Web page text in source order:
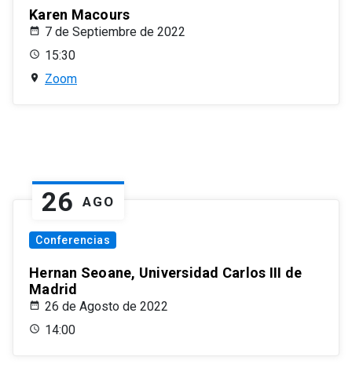
Karen Macours
7 de Septiembre de 2022
15:30
Zoom
26 AGO
Conferencias
Hernan Seoane, Universidad Carlos III de
Madrid
26 de Agosto de 2022
14:00